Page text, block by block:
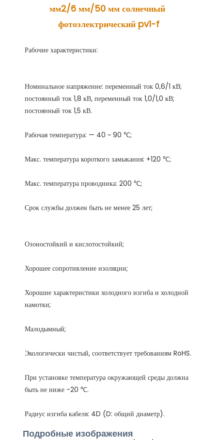
мм2/6 мм/50 мм солнечный
фотоэлектрический pv1-f
Номинальное напряжение: переменный ток 0,6/1 кВ;
постоянный ток 1,8 кВ, переменный ток 1,0/1,0 кВ;
Хорошие характеристики холодного изгиба и холодной
При установке температура окружающей среды должна
Подробные изображения